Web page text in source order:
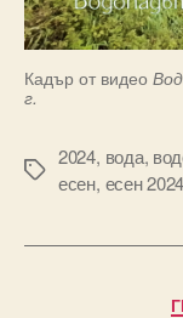
Кадър от видео
г.
Tags
2024, вода,
есен, есен 2024